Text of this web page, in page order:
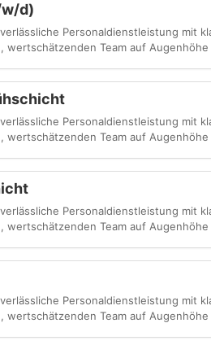
d)
Personaldienstleistung mit
wertschätzenden Team auf
Personaldienstleistung mit
wertschätzenden Team auf
Personaldienstleistung mit
wertschätzenden Team auf
Personaldienstleistung mit
wertschätzenden Team auf